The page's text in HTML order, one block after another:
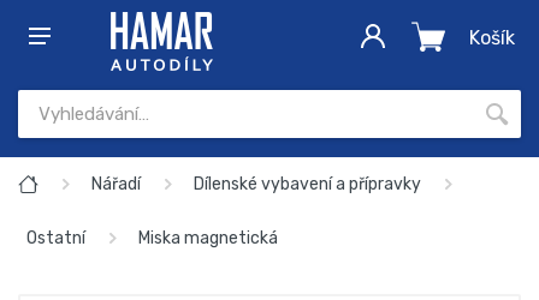
Košík
Nářadí Dílenské vybavení a přípravky
Ostatní Miska magnetická